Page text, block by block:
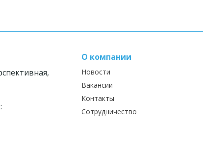
О компании
Новости
Вакансии
Контакты
Сотрудничество